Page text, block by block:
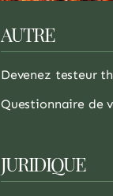
AUTRE
Devenez testeur
Questionnaire de
JURIDIQUE